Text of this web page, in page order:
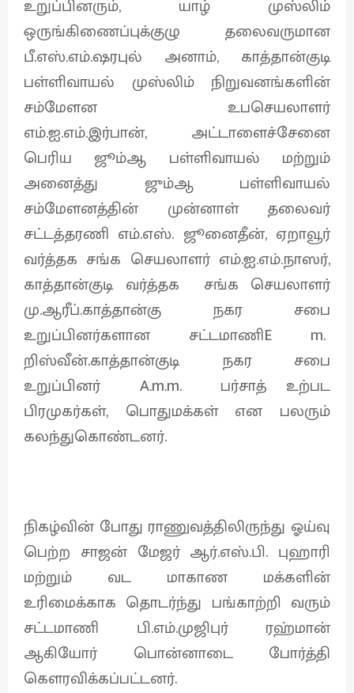
உறுப்பினரும், யாழ் முஸ்லிம்
ஒருங்கிணைப்புக்குழு தலைவருமான
பீ.எஸ்.எம்.ஷரபுல் அனாம், காத்தான்குடி
பள்ளிவாயல் முஸ்லிம் நிறுவனங்களின்
சம்மேளன உபசெயலாளர்
எம்.ஐ.எம்.இர்பான், அட்டாளைச்சேனை
பெரிய ஜூம்ஆ பள்ளிவாயல் மற்றும்
அனைத்து ஜும்ஆ பள்ளிவாயல்
சம்மேளனத்தின் முன்னாள் தலைவர்
சட்டத்தரணி எம்.எஸ். ஜூனைதீன், ஏறாவூர்
வர்த்தக சங்க செயலாளர் எம்.ஐ.எம்.நாஸர்,
காத்தான்குடி வர்த்தக சங்க செயலாளர்
மு.ஆரீப்.காத்தான்கு நகர சபை
உறுப்பினர்களான சட்டமாணிE m.
றிஸ்வீன்.காத்தான்குடி நகர சபை
உறுப்பினர் A.m.m. பர்சாத் உற்பட
பிரமுகர்கள், பொதுமக்கள் என பலரும்
கலந்துகொண்டனர்.
நிகழ்வின் போது ராணுவத்திலிருந்து ஓய்வு
பெற்ற சாஜன் மேஜர் ஆர்.எஸ்.பி. புஹாரி
மற்றும் வட மாகாண மக்களின்
உரிமைக்காக தொடர்ந்து பங்காற்றி வரும்
சட்டமாணி பி.எம்.முஜிபுர் ரஹ்மான்
ஆகியோர் பொன்னாடை போர்த்தி
கௌரவிக்கப்பட்டனர்.